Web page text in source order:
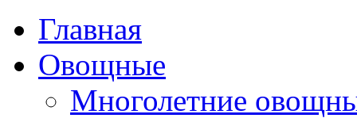
Главная
Овощные
Многолетние